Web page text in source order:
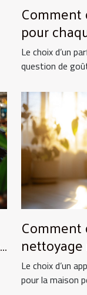
pour
Le choix d’un
question de
votre
Le choix d’un
pour la maison